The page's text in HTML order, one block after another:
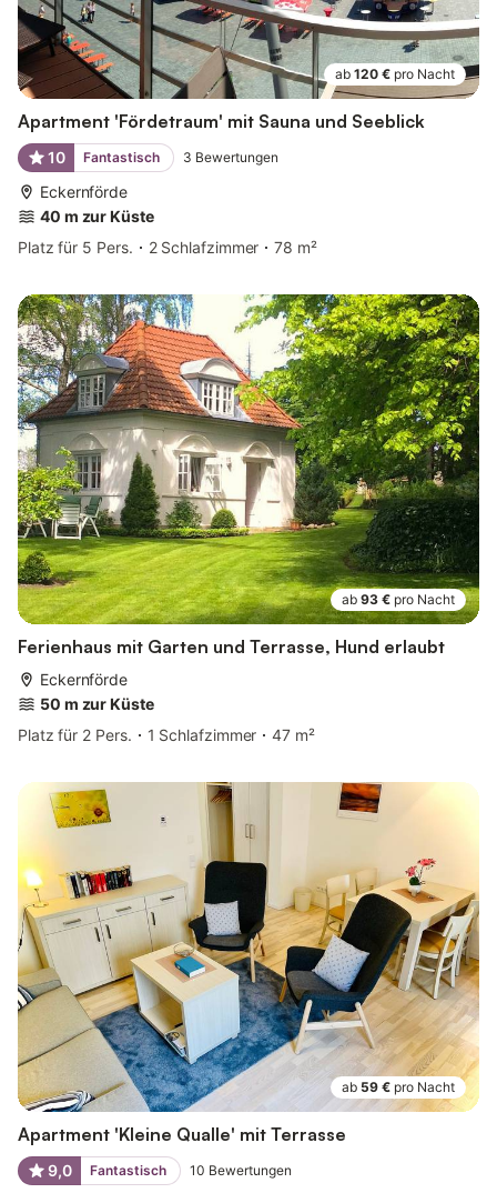
ab 120 € pro Nacht
Apartment 'Fördetraum' mit Sauna und Seeblick
10 Fantastisch 3 Bewertungen
Eckernförde
40 m zur Küste
Platz für 5 Pers.
2 Schlafzimmer 78 m²
ab 93 € pro Nacht
Ferienhaus mit Garten und Terrasse, Hund erlaubt
Eckernförde
50 m zur Küste
Platz für 2 Pers.
1 Schlafzimmer 47 m²
ab 59 € pro Nacht
Apartment 'Kleine Qualle' mit Terrasse
9,0 Fantastisch 10 Bewertungen